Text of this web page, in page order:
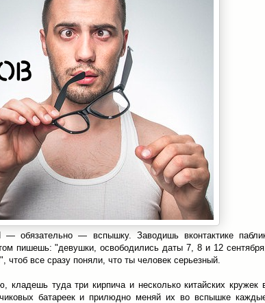
обязательно — вспышку. Заводишь вконтактике
пишешь: "девушки, освободились даты 7, 8 и 12 сентября,
все сразу поняли, что ты человек серьезный.
туда три кирпича и несколько китайских кружек
батареек и прилюдно меняй их во вспышке